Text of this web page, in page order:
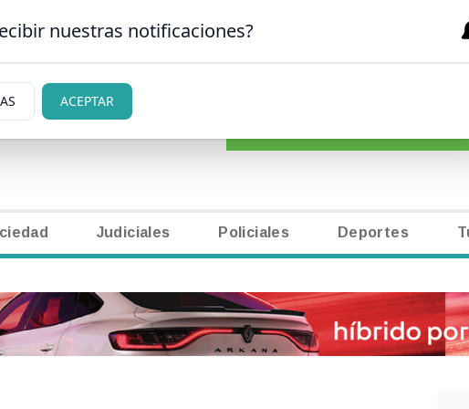
DE BARILOCHE CLASIFICADOS
Judiciales Policiales Deportes
nuestras notificaciones?
ACEPTAR